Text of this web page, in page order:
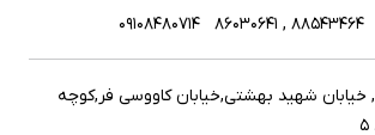
88543464 , 86030641
09108480714
خیابان شهید بهشتی,خیابان کاووسی فر,کوچه